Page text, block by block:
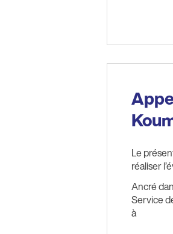
Le
réaliser
Ancré
Service
à